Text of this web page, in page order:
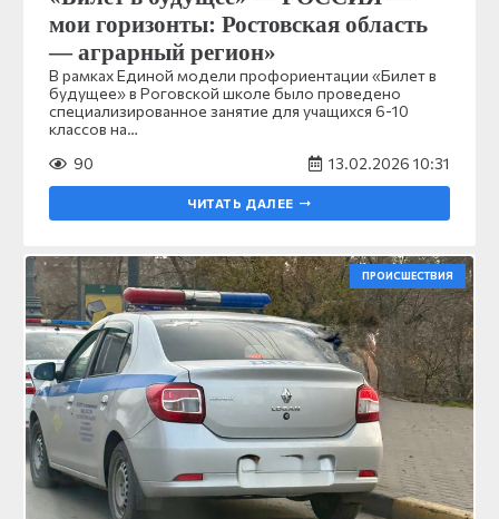
мои горизонты: Ростовская область
— аграрный регион»
В рамках Единой модели профориентации «Билет в
будущее» в Роговской школе было проведено
специализированное занятие для учащихся 6-10
классов на…
90
13.02.2026 10:31
ЧИТАТЬ ДАЛЕЕ
ПРОИСШЕСТВИЯ